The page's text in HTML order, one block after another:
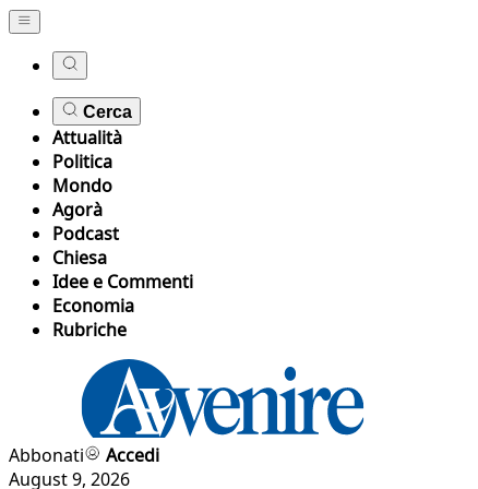
Cerca
Attualità
Politica
Mondo
Agorà
Podcast
Chiesa
Idee e Commenti
Economia
Rubriche
Abbonati
Accedi
August 9, 2026